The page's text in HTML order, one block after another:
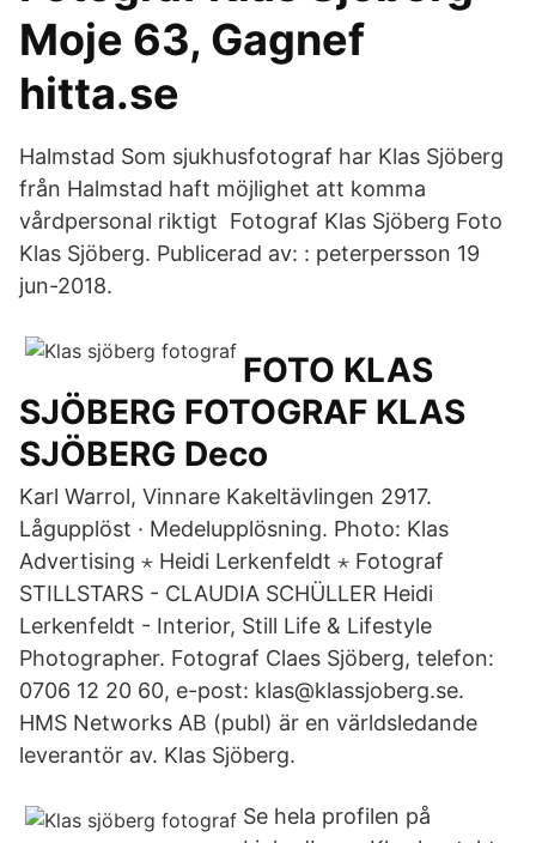
Moje 63, Gagnef
hitta.se
Halmstad Som sjukhusfotograf har Klas Sjöberg
från Halmstad haft möjlighet att komma
vårdpersonal riktigt Fotograf Klas Sjöberg Foto
Klas Sjöberg. Publicerad av: : peterpersson 19
jun-2018.
FOTO KLAS
SJÖBERG FOTOGRAF KLAS
SJÖBERG Deco
Karl Warrol, Vinnare Kakeltävlingen 2917.
Lågupplöst · Medelupplösning. Photo: Klas
Advertising ⋆ Heidi Lerkenfeldt ⋆ Fotograf
STILLSTARS - CLAUDIA SCHÜLLER Heidi
Lerkenfeldt - Interior, Still Life & Lifestyle
Photographer. Fotograf Claes Sjöberg, telefon:
0706 12 20 60, e-post: klas@klassjoberg.se.
HMS Networks AB (publ) är en världsledande
leverantör av. Klas Sjöberg.
Se hela profilen på